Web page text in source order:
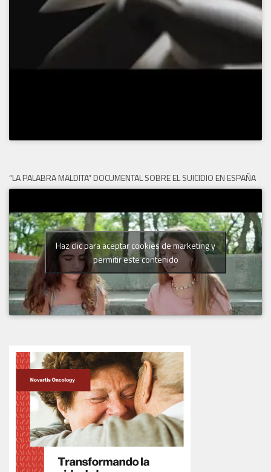
“LA PALABRA MALDITA” DOCUMENTAL SOBRE EL SUICIDIO EN ESPAÑA
Haz clic para aceptar cookies de marketing y
permitir este contenido